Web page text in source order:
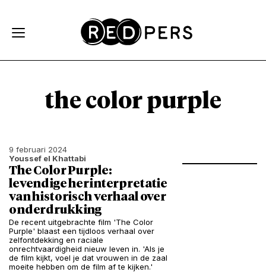
the color purple
9 februari 2024
Youssef el Khattabi
The Color Purple:
levendige herinterpretatie
van historisch verhaal over
onderdrukking
De recent uitgebrachte film 'The Color
Purple' blaast een tijdloos verhaal over
zelfontdekking en raciale
onrechtvaardigheid nieuw leven in. 'Als je
de film kijkt, voel je dat vrouwen in de zaal
moeite hebben om de film af te kijken.'